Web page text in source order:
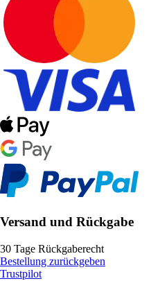
Versand und Rückgabe
30 Tage Rückgaberecht
Bestellung zurückgeben
Trustpilot